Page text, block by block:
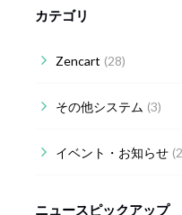
カテゴリ
Zencart (28)
その他システム (3)
イベント・お知らせ
ニュースピックアップ